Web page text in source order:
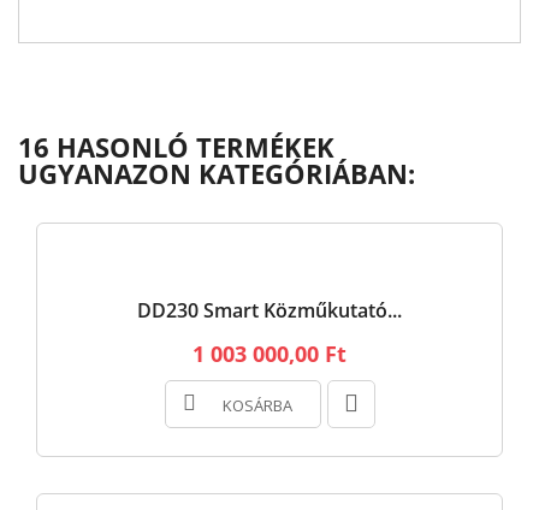
16 HASONLÓ TERMÉKEK
UGYANAZON KATEGÓRIÁBAN:
DD230 Smart Közműkutató...
1 003 000,00 Ft
KOSÁRBA